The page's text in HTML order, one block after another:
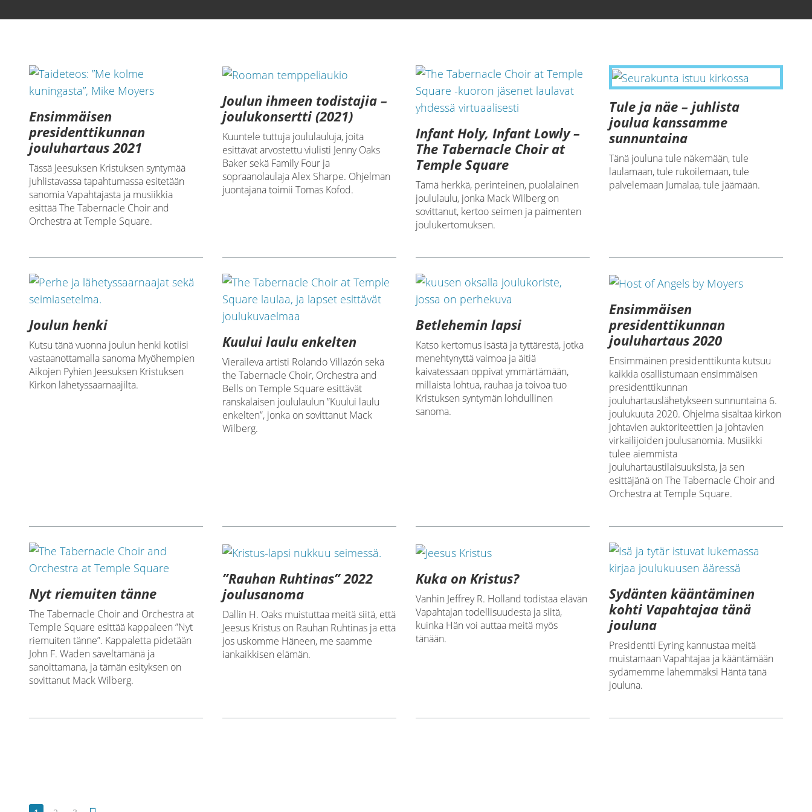
Ensimmäisen
presidenttikunnan
jouluhartaus 2021
Tässä Jeesuksen Kristuksen syntymää
juhlistavassa tapahtumassa esitetään
sanomia Vapahtajasta ja musiikkia
esittää The Tabernacle Choir and
Orchestra at Temple Square.
Joulun ihmeen todistajia –
joulukonsertti (2021)
Kuuntele tuttuja joululauluja, joita
esittävät arvostettu viulisti Jenny Oaks
Baker sekä Family Four ja
sopraanolaulaja Alex Sharpe. Ohjelman
juontajana toimii Tomas Kofod.
Infant Holy, Infant Lowly –
The Tabernacle Choir at
Temple Square
Tämä herkkä, perinteinen, puolalainen
joululaulu, jonka Mack Wilberg on
sovittanut, kertoo seimen ja paimenten
joulukertomuksen.
Tule ja näe – juhlista
joulua kanssamme
sunnuntaina
Tänä jouluna tule näkemään, tule
laulamaan, tule rukoilemaan, tule
palvelemaan Jumalaa, tule jäämään.
Joulun henki
Kutsu tänä vuonna joulun henki kotiisi
vastaanottamalla sanoma Myöhempien
Aikojen Pyhien Jeesuksen Kristuksen
Kirkon lähetyssaarnaajilta.
Kuului laulu enkelten
Vieraileva artisti Rolando Villazón sekä
the Tabernacle Choir, Orchestra and
Bells on Temple Square esittävät
ranskalaisen joululaulun ”Kuului laulu
enkelten”, jonka on sovittanut Mack
Wilberg.
Betlehemin lapsi
Katso kertomus isästä ja tyttärestä, jotka
menehtynyttä vaimoa ja äitiä
kaivatessaan oppivat ymmärtämään,
millaista lohtua, rauhaa ja toivoa tuo
Kristuksen syntymän lohdullinen
sanoma.
Ensimmäisen
presidenttikunnan
jouluhartaus 2020
Ensimmäinen presidenttikunta kutsuu
kaikkia osallistumaan ensimmäisen
presidenttikunnan
jouluhartauslähetykseen sunnuntaina 6.
joulukuuta 2020. Ohjelma sisältää kirkon
johtavien auktoriteettien ja johtavien
virkailijoiden joulusanomia. Musiikki
tulee aiemmista
jouluhartaustilaisuuksista, ja sen
esittäjänä on The Tabernacle Choir and
Orchestra at Temple Square.
Nyt riemuiten tänne
The Tabernacle Choir and Orchestra at
Temple Square esittää kappaleen ”Nyt
riemuiten tänne”. Kappaletta pidetään
John F. Waden säveltämänä ja
sanoittamana, ja tämän esityksen on
sovittanut Mack Wilberg.
”Rauhan Ruhtinas” 2022
joulusanoma
Dallin H. Oaks muistuttaa meitä siitä, että
Jeesus Kristus on Rauhan Ruhtinas ja että
jos uskomme Häneen, me saamme
iankaikkisen elämän.
Kuka on Kristus?
Vanhin Jeffrey R. Holland todistaa elävän
Vapahtajan todellisuudesta ja siitä,
kuinka Hän voi auttaa meitä myös
tänään.
Sydänten kääntäminen
kohti Vapahtajaa tänä
jouluna
Presidentti Eyring kannustaa meitä
muistamaan Vapahtajaa ja kääntämään
sydämemme lähemmäksi Häntä tänä
jouluna.